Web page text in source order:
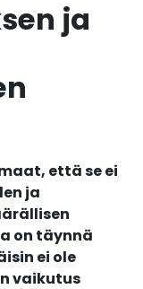
ja
että se ei
ja
on täynnä
ei ole
vaikutus